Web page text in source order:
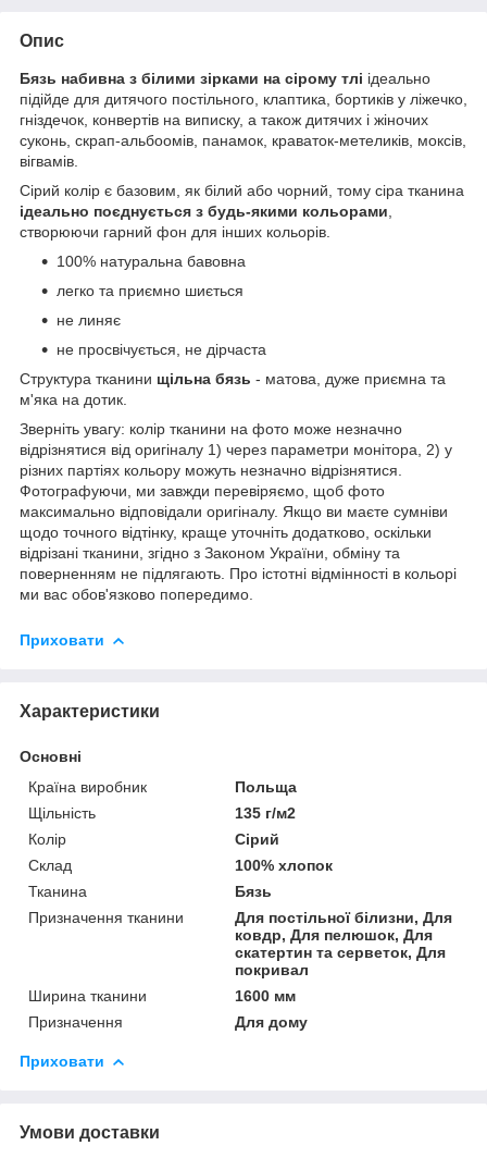
Опис
Бязь набивна з білими зірками на сірому тлі ідеально
підійде для дитячого постільного, клаптика, бортиків у ліжечко,
гніздечок, конвертів на виписку, а також дитячих і жіночих
суконь, скрап-альбоомів, панамок, краваток-метеликів, моксів,
вігвамів.
Сірий колір є базовим, як білий або чорний, тому сіра тканина
ідеально поєднується з будь-якими кольорами
створюючи гарний фон для інших кольорів.
100% натуральна бавовна
легко та приємно шиється
не линяє
не просвічується, не дірчаста
Структура тканини щільна бязь - матова, дуже приємна та
м'яка на дотик.
Зверніть увагу: колір тканини на фото може незначно
відрізнятися від оригіналу 1) через параметри монітора, 2) у
різних партіях кольору можуть незначно відрізнятися.
Фотографуючи, ми завжди перевіряємо, щоб фото
максимально відповідали оригіналу. Якщо ви маєте сумніви
щодо точного відтінку, краще уточніть додатково, оскільки
відрізані тканини, згідно з Законом України, обміну та
поверненням не підлягають. Про істотні відмінності в кольорі
ми вас обов'язково попередимо.
Приховати
Характеристики
Основні
Країна виробник
Польща
Щільність
135 г/м2
Колір
Сірий
Склад
100% хлопок
Тканина
Бязь
Призначення тканини
Для постільної білизни, Для
ковдр, Для пелюшок, Для
скатертин та серветок, Для
покривал
Ширина тканини
1600 мм
Призначення
Для дому
Приховати
Умови доставки